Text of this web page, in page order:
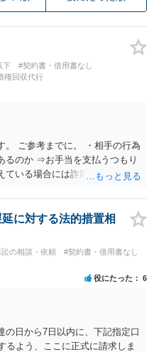
下
#契約書・借用書なし
権回収代行
。 ご参考までに。 ・相手の行為
るのか ⇒お手当を支払うつもり
ている場合には詐欺罪に該当す
求として３０万円を請求するこ
、売春防止法に抵触する契約
して 民法上無効（民法９０
可能性が高いです。 ・相手の
可能なのか ⇒訴訟等の裁判上の
手方の住所・氏名を把握して
に対する法的措置相
の相談・依頼
#契約書・借用書なし
役にたった 6
の日から7日以内に、下記指定口
るよう、ここに正式に請求しま